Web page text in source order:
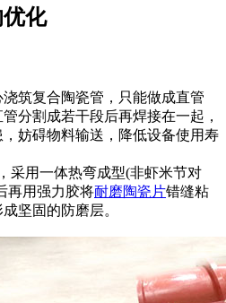
化
复合陶瓷管，只能做成直管
分割成若干段后再焊接在一起，
妨碍物料输送，降低设备使用寿
用一体热弯成型(非虾米节对
再用强力胶将耐磨陶瓷片错缝粘
坚固的防磨层。